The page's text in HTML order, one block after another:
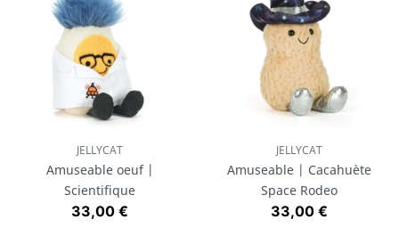
JELLYCAT
Amuseable oeuf |
Scientifique
Prix
33,00 €
JELLYCAT
Amuseable | Cacahuète
Space Rodeo
Prix
33,00 €